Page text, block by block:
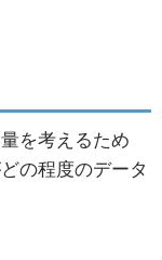
を考えるため
の程度のデータ